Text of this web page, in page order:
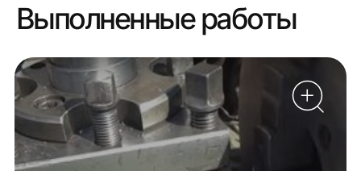
Выполненные работы